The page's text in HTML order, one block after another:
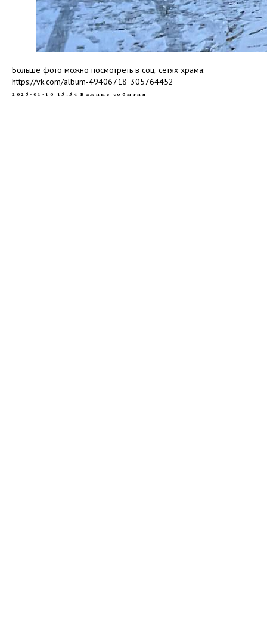
Больше фото можно посмотреть в соц. сетях храма:
https://vk.com/album-49406718_305764452
2025-01-10 15:54 Важные события